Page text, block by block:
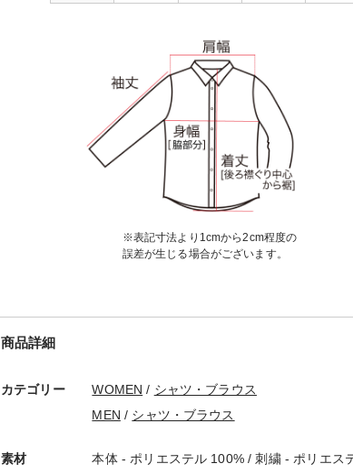
※表記寸法より1cmから2cm程度の
誤差が生じる場合がございます。
商品詳細
カテゴリー WOMEN / シャツ・ブラウス
MEN / シャツ・ブラウス
素材 本体 - ポリエステル 100% / 刺繍 - ポリエス